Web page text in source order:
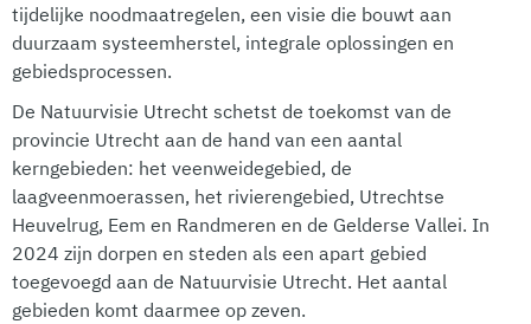
tijdelijke noodmaatregelen, een visie die bouwt aan
duurzaam systeemherstel, integrale oplossingen en
gebiedsprocessen.
De Natuurvisie Utrecht schetst de toekomst van de
provincie Utrecht aan de hand van een aantal
kerngebieden: het veenweidegebied, de
laagveenmoerassen, het rivierengebied, Utrechtse
Heuvelrug, Eem en Randmeren en de Gelderse Vallei. In
2024 zijn dorpen en steden als een apart gebied
toegevoegd aan de Natuurvisie Utrecht. Het aantal
gebieden komt daarmee op zeven.